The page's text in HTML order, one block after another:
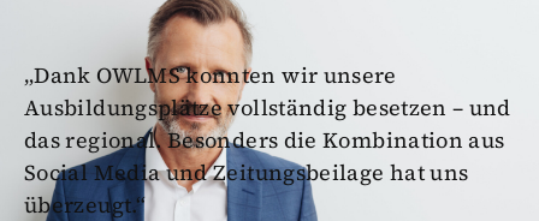
„Dank OWLMS konnten wir unsere
Ausbildungsplätze vollständig besetzen – und
das regional. Besonders die Kombination aus
Social Media und Zeitungsbeilage hat uns
überzeugt.“